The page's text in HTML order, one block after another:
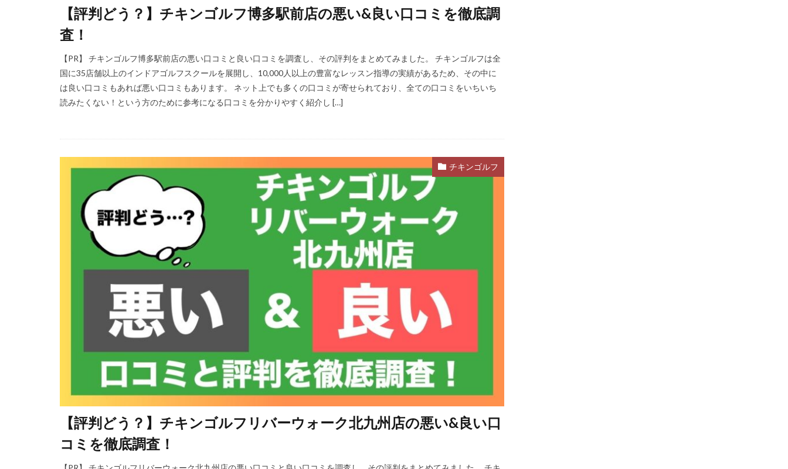
【評判どう？】チキンゴルフ博多駅前店の悪い&良い口コミを徹底調
査！
【PR】 チキンゴルフ博多駅前店の悪い口コミと良い口コミを調査し、その評判をまとめてみました。 チキンゴルフは全
国に35店舗以上のインドアゴルフスクールを展開し、10,000人以上の豊富なレッスン指導の実績があるため、その中に
は良い口コミもあれば悪い口コミもあります。 ネット上でも多くの口コミが寄せられており、全ての口コミをいちいち
読みたくない！という方のために参考になる口コミを分かりやすく紹介し […]
チキンゴルフ
【評判どう？】チキンゴルフリバーウォーク北九州店の悪い&良い口
コミを徹底調査！